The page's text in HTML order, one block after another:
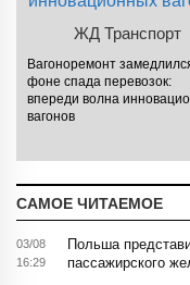
ЖД Транспорт
Вагоноремонт
фоне спада перевозок:
впереди волна
вагонов
САМОЕ ЧИТАЕМОЕ
03/08
16:29
Польша
пассажирского